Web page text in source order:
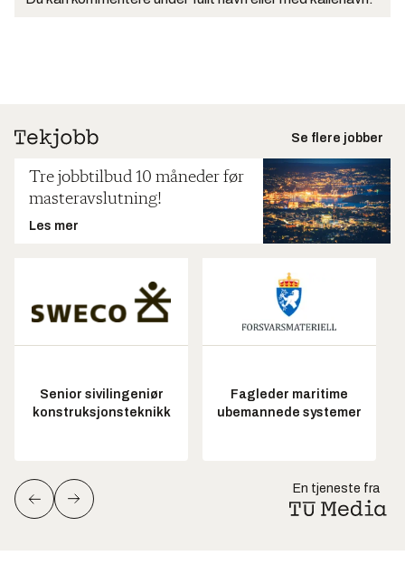
Se flere jobber
Tre jobbtilbud 10 måneder før
masteravslutning!
Les mer
Senior sivilingeniør
konstruksjonsteknikk
Fagleder maritime
ubemannede systemer
En tjeneste fra